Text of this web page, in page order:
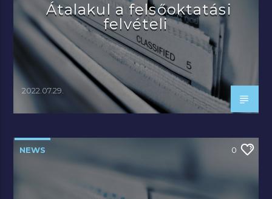
Átalakul a felsőoktatási
felvételi
2022.07.29.
NEWS 0